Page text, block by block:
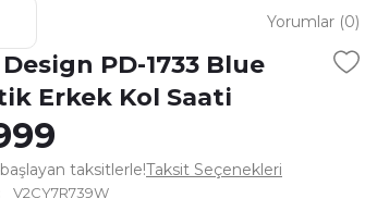
Yorumlar (0)
PD-1733 Blue
Erkek Kol Saati
taksitlerle!Taksit Seçenekleri
V2CY7R739W